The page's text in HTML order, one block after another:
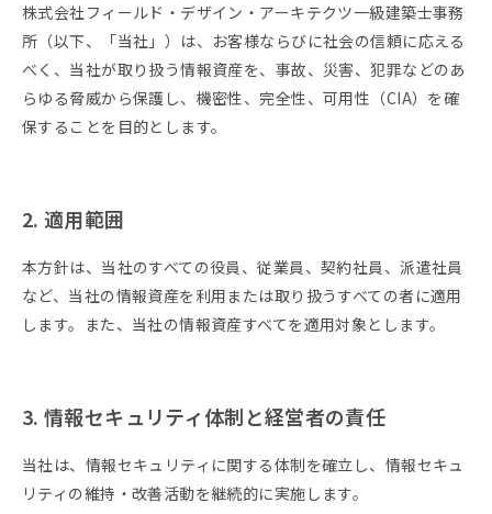
株式会社フィールド・デザイン・アーキテクツ一級建築士事務
所（以下、「当社」）は、お客様ならびに社会の信頼に応える
べく、当社が取り扱う情報資産を、事故、災害、犯罪などのあ
らゆる脅威から保護し、機密性、完全性、可用性（CIA）を確
保することを目的とします。
2. 適用範囲
本方針は、当社のすべての役員、従業員、契約社員、派遣社員
など、当社の情報資産を利用または取り扱うすべての者に適用
します。また、当社の情報資産すべてを適用対象とします。
3. 情報セキュリティ体制と経営者の責任
当社は、情報セキュリティに関する体制を確立し、情報セキュ
リティの維持・改善活動を継続的に実施します。